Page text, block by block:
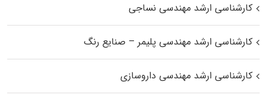
کارشناسی ارشد مهندسی نساجی
کارشناسی ارشد مهندسی پلیمر – صنایع رنگ
کارشناسی ارشد مهندسی داروسازی